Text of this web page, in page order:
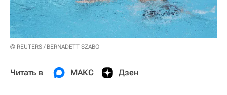
© REUTERS / BERNADETT SZABO
Читать в МАКС Дзен